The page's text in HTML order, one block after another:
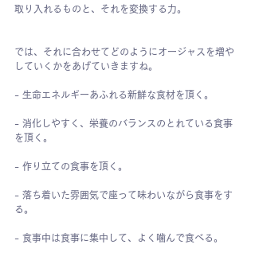
取り入れるものと、それを変換する力。
では、それに合わせてどのようにオージャスを増や
していくかをあげていきますね。
- 生命エネルギーあふれる新鮮な食材を頂く。
- 消化しやすく、栄養のバランスのとれている食事
を頂く。
- 作り立ての食事を頂く。
- 落ち着いた雰囲気で座って味わいながら食事をす
る。
- 食事中は食事に集中して、よく噛んで食べる。